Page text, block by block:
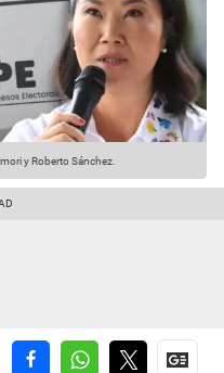
y Roberto Sánchez.